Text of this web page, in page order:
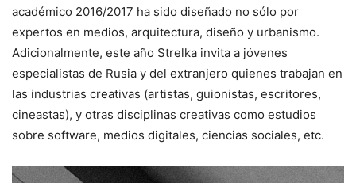
académico 2016/2017 ha sido diseñado no sólo por
expertos en medios, arquitectura, diseño y urbanismo.
Adicionalmente, este año Strelka invita a jóvenes
especialistas de Rusia y del extranjero quienes trabajan en
las industrias creativas (artistas, guionistas, escritores,
cineastas), y otras disciplinas creativas como estudios
sobre software, medios digitales, ciencias sociales, etc.